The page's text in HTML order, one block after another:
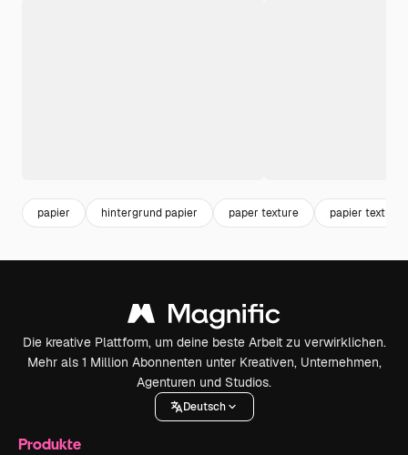
papier hintergrund papier paper texture papier texturen
Die kreative Plattform, um deine beste Arbeit zu verwirklichen.
Mehr als 1 Million Abonnenten unter Kreativen, Unternehmen,
Agenturen und Studios.
Deutsch
Produkte